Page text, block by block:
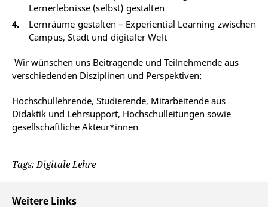
Lernerlebnisse (selbst) gestalten
Lernräume gestalten – Experiential Learning zwischen
Campus, Stadt und digitaler Welt
Wir wünschen uns Beitragende und Teilnehmende aus
verschiedenden Disziplinen und Perspektiven:
Hochschullehrende, Studierende, Mitarbeitende aus
Didaktik und Lehrsupport, Hochschulleitungen sowie
gesellschaftliche Akteur*innen
Tags: Digitale Lehre
Weitere Links